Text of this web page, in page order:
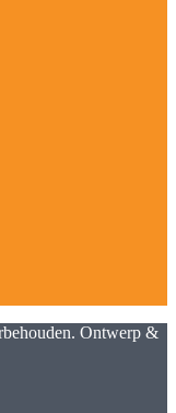
Ontwerp &